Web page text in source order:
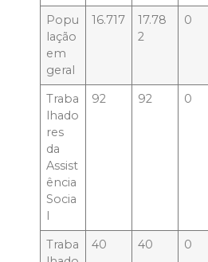
Popu
lação
em
geral
16.717
17.78
2
0
Traba
lhado
res
da
Assist
ência
Socia
l
92 92 0
Traba
40 40 0